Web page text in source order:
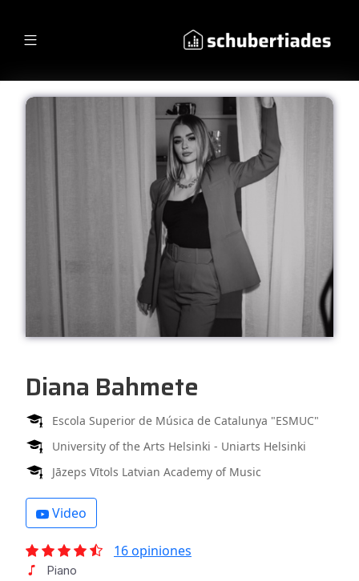
Diana Bahmete
Escola Superior de Música de Catalunya "ESMUC"
University of the Arts Helsinki - Uniarts Helsinki
Jāzeps Vītols Latvian Academy of Music
Video
16 opiniones
Piano